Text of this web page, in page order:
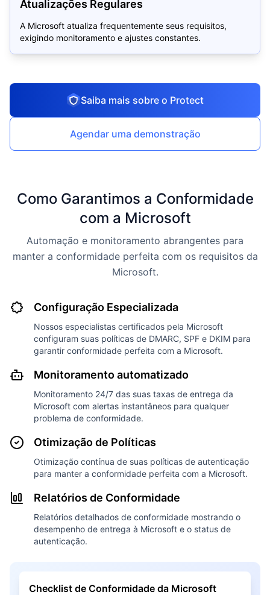
Atualizações Regulares
A Microsoft atualiza frequentemente seus requisitos,
exigindo monitoramento e ajustes constantes.
Saiba mais sobre o Protect
Agendar uma demonstração
Como Garantimos a Conformidade
com a Microsoft
Automação e monitoramento abrangentes para
manter a conformidade perfeita com os requisitos da
Microsoft.
Configuração Especializada
Nossos especialistas certificados pela Microsoft
configuram suas políticas de DMARC, SPF e DKIM para
garantir conformidade perfeita com a Microsoft.
Monitoramento automatizado
Monitoramento 24/7 das suas taxas de entrega da
Microsoft com alertas instantâneos para qualquer
problema de conformidade.
Otimização de Políticas
Otimização contínua de suas políticas de autenticação
para manter a conformidade perfeita com a Microsoft.
Relatórios de Conformidade
Relatórios detalhados de conformidade mostrando o
desempenho de entrega à Microsoft e o status de
autenticação.
Checklist de Conformidade da Microsoft